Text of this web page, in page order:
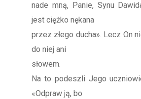
nade mną, Panie, Synu
jest ciężko nękana
przez złego ducha». Lecz On
do niej ani
słowem.
Na to podeszli Jego
«Odpraw ją, bo